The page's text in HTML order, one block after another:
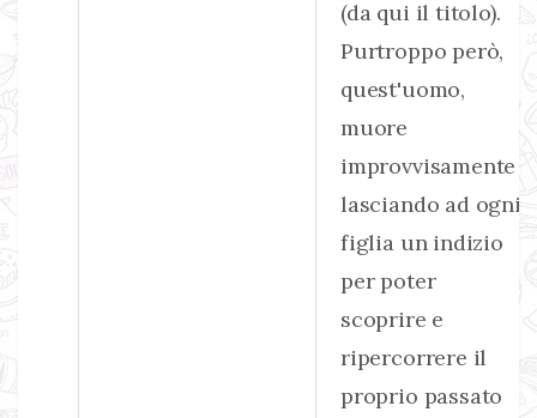
(da qui il titolo).
Purtroppo però,
quest'uomo,
muore
improvvisamente
lasciando ad ogni
figlia un indizio
per poter
scoprire e
ripercorrere il
proprio passato